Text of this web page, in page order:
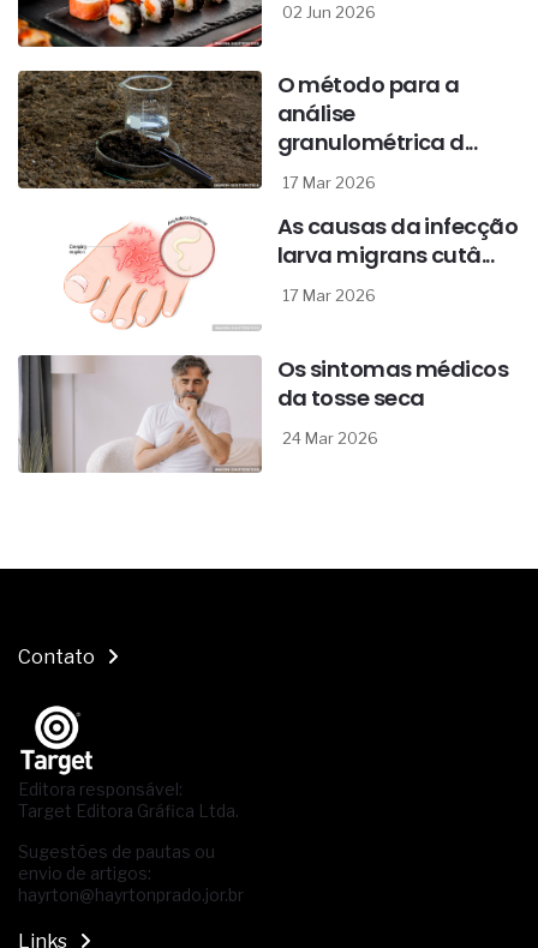
02 Jun 2026
O método para a
análise
granulométrica d...
17 Mar 2026
As causas da infecção
larva migrans cutâ...
17 Mar 2026
Os sintomas médicos
da tosse seca
24 Mar 2026
Contato
Editora responsável:
Target Editora Gráfica Ltda.
Sugestões de pautas ou
envio de artigos:
hayrton@hayrtonprado.jor.br
Links